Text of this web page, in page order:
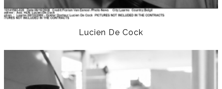
Lucien De Cock